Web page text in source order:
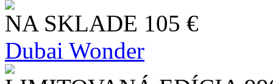
NA SKLADE 105 €
Dubai Wonder